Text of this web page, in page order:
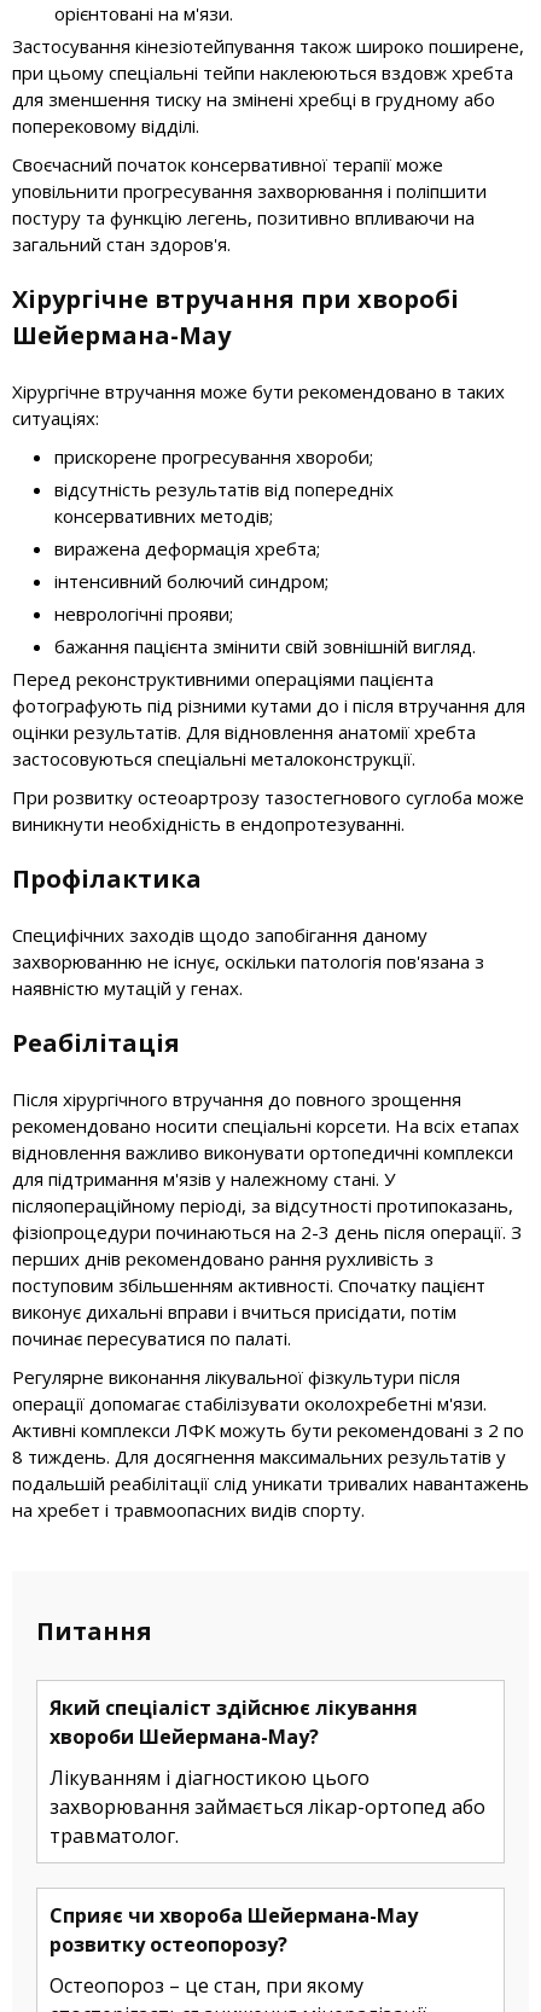
орієнтовані на м'язи.
Застосування кінезіотейпування також широко поширене,
при цьому спеціальні тейпи наклеюються вздовж хребта
для зменшення тиску на змінені хребці в грудному або
поперековому відділі.
Своєчасний початок консервативної терапії може
уповільнити прогресування захворювання і поліпшити
постуру та функцію легень, позитивно впливаючи на
загальний стан здоров'я.
Хірургічне втручання при хворобі
Шейермана-Мау
Хірургічне втручання може бути рекомендовано в таких
ситуаціях:
прискорене прогресування хвороби;
відсутність результатів від попередніх
консервативних методів;
виражена деформація хребта;
інтенсивний болючий синдром;
неврологічні прояви;
бажання пацієнта змінити свій зовнішній вигляд.
Перед реконструктивними операціями пацієнта
фотографують під різними кутами до і після втручання для
оцінки результатів. Для відновлення анатомії хребта
застосовуються спеціальні металоконструкції.
При розвитку остеоартрозу тазостегнового суглоба може
виникнути необхідність в ендопротезуванні.
Профілактика
Специфічних заходів щодо запобігання даному
захворюванню не існує, оскільки патологія пов'язана з
наявністю мутацій у генах.
Реабілітація
Після хірургічного втручання до повного зрощення
рекомендовано носити спеціальні корсети. На всіх етапах
відновлення важливо виконувати ортопедичні комплекси
для підтримання м'язів у належному стані. У
післяопераційному періоді, за відсутності протипоказань,
фізіопроцедури починаються на 2-3 день після операції. З
перших днів рекомендовано рання рухливість з
поступовим збільшенням активності. Спочатку пацієнт
виконує дихальні вправи і вчиться присідати, потім
починає пересуватися по палаті.
Регулярне виконання лікувальної фізкультури після
операції допомагає стабілізувати околохребетні м'язи.
Активні комплекси ЛФК можуть бути рекомендовані з 2 по
8 тиждень. Для досягнення максимальних результатів у
подальшій реабілітації слід уникати тривалих навантажень
на хребет і травмоопасних видів спорту.
Питання
Який спеціаліст здійснює лікування
хвороби Шейермана-Мау?
Лікуванням і діагностикою цього
захворювання займається лікар-ортопед або
травматолог.
Сприяє чи хвороба Шейермана-Мау
розвитку остеопорозу?
Остеопороз – це стан, при якому